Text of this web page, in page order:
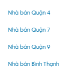
Nhà bán Quận 4
Nhà bán Quận 7
Nhà bán Quận 9
Nhà bán Bình Thạnh